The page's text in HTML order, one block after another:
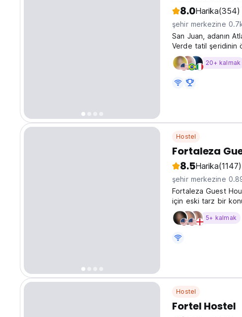
8.0Harika(354)
şehir merkezine
San Juan, adanın
Verde tatil şeridinin
20+ kalmak
Hostel
Fortaleza
8.5Harika(1147)
şehir merkezine
Fortaleza Guest
için eski tarz bir
5+ kalmak
Hostel
Fortel Hostel